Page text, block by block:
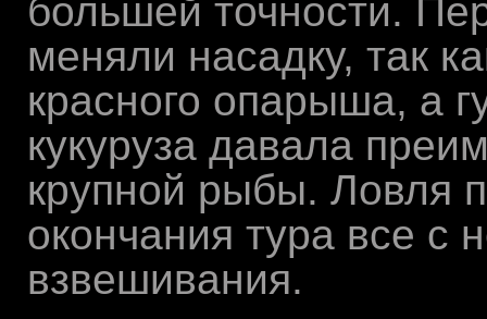
большей точности.
меняли насадку, так
красного опарыша, а
кукуруза давала
крупной рыбы. Ловля
окончания тура все с
взвешивания.